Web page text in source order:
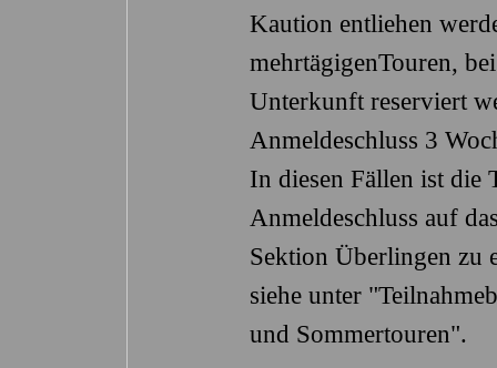
Kaution entliehen
mehrtägigenTouren,
Unterkunft reserviert
Anmeldeschluss 3
In diesen Fällen ist die
Anmeldeschluss auf
Sektion Überlingen zu
siehe unter
und Sommertouren".